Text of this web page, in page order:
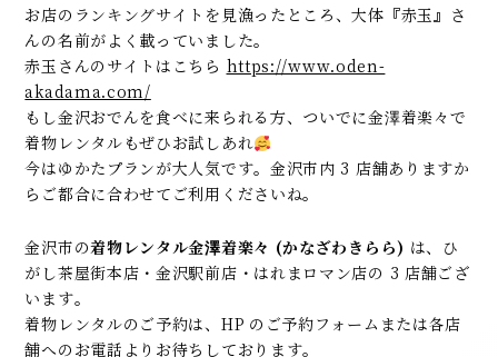
お店のランキングサイトを見漁ったところ、大体『赤玉』さ
んの名前がよく載っていました。
赤玉さんのサイトはこちら https://www.oden-
akadama.com/
もし金沢おでんを食べに来られる方、ついでに金澤着楽々で
着物レンタルもぜひお試しあれ
今はゆかたプランが大人気です。金沢市内 3 店舗ありますか
らご都合に合わせてご利用くださいね。
金沢市の着物レンタル金澤着楽々 (かなざわきらら) は、ひ
がし茶屋街本店・金沢駅前店・はれまロマン店の 3 店舗ござ
います。
着物レンタルのご予約は、HP のご予約フォームまたは各店
舗へのお電話よりお待ちしております。